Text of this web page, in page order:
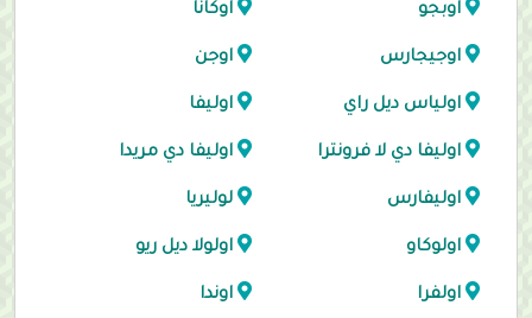
اوبجو اوكانا
اوجيجارس اوجن
اولياس ديل راي اوليفا
اوليفا دي لا فرونترا اوليفا دي مريدا
اوليفارس لوليريا
اولوكاو اولولا ديل ريو
اولفرا اوندا